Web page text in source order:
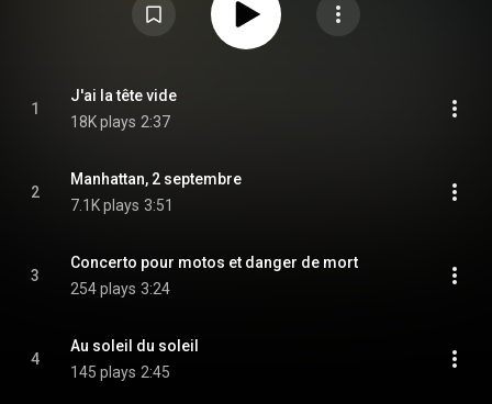
1
J'ai la tête vide
18K plays 2:37
2
Manhattan, 2 septembre
7.1K plays 3:51
3
Concerto pour motos et danger de mort
254 plays 3:24
4
Au soleil du soleil
145 plays 2:45